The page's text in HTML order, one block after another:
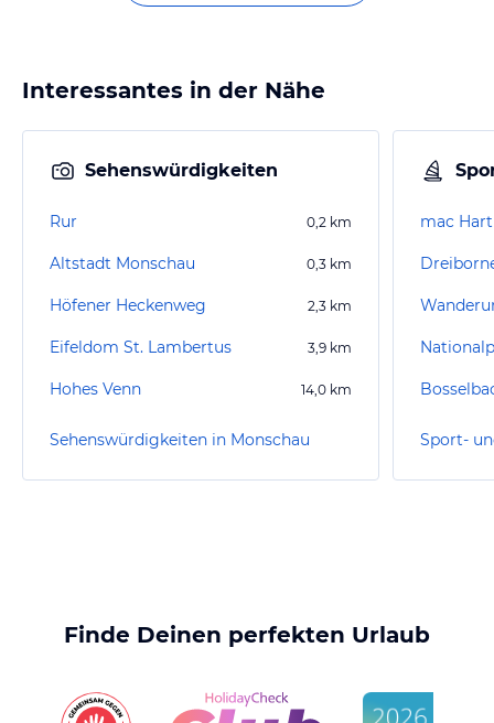
Interessantes in der Nähe
Sehenswürdigkeiten
Rur 0,2 km
Altstadt Monschau 0,3 km
Höfener Heckenweg 2,3 km
Eifeldom St. Lambertus 3,9 km
Hohes Venn 14,0 km
Sehenswürdigkeiten in Monschau
Finde Deinen perfekten Urlaub